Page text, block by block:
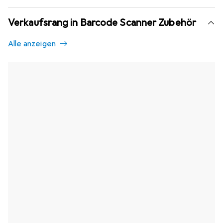
Verkaufsrang in Barcode Scanner Zubehör
Alle anzeigen